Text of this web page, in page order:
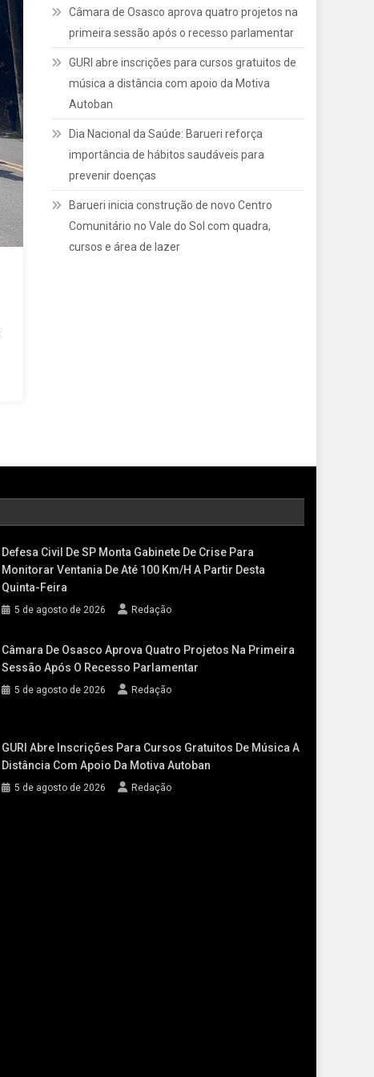
Câmara de Osasco aprova quatro projetos na
primeira sessão após o recesso parlamentar
GURI abre inscrições para cursos gratuitos de
música a distância com apoio da Motiva
Autoban
Dia Nacional da Saúde: Barueri reforça
importância de hábitos saudáveis para
prevenir doenças
Barueri inicia construção de novo Centro
Comunitário no Vale do Sol com quadra,
cursos e área de lazer
Defesa Civil De SP Monta Gabinete De Crise Para
Monitorar Ventania De Até 100 Km/h A Partir Desta
Quinta-Feira
5 de agosto de 2026 Redação
Câmara De Osasco Aprova Quatro Projetos Na Primeira
Sessão Após O Recesso Parlamentar
5 de agosto de 2026 Redação
GURI Abre Inscrições Para Cursos Gratuitos De Música A
Distância Com Apoio Da Motiva Autoban
5 de agosto de 2026 Redação